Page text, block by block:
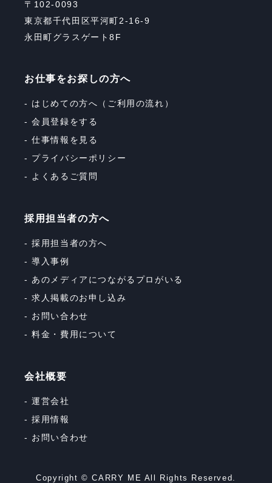
〒102-0093
東京都千代田区平河町2-16-9
永田町グラスゲート8F
お仕事をお探しの方へ
はじめての方へ（ご利用の流れ）
会員登録をする
仕事情報を見る
プライバシーポリシー
よくあるご質問
採用担当者の方へ
採用担当者の方へ
導入事例
あのメディアにつながるプロがいる
求人掲載のお申し込み
お問い合わせ
料金・費用について
会社概要
運営会社
採用情報
お問い合わせ
Copyright © CARRY ME All Rights Reserved.